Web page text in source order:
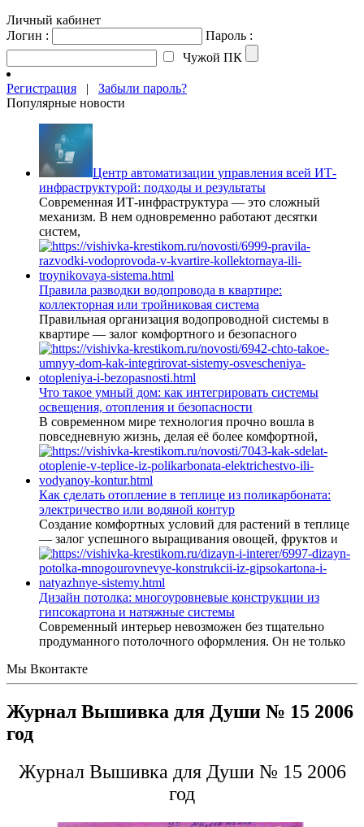
Личный кабинет
Логин :
Пароль :
Чужой ПК
Регистрация | Забыли пароль?
Популярные новости
Центр автоматизации управления всей ИТ-
инфраструктурой: подходы и результаты
Современная ИТ-инфраструктура — это сложный
механизм. В нем одновременно работают десятки
систем,
Правила разводки водопровода в квартире:
коллекторная или тройниковая система
Правильная организация водопроводной системы в
квартире — залог комфортного и безопасного
Что такое умный дом: как интегрировать системы
освещения, отопления и безопасности
В современном мире технология прочно вошла в
повседневную жизнь, делая её более комфортной,
Как сделать отопление в теплице из поликарбоната:
электричество или водяной контур
Создание комфортных условий для растений в теплице
— залог успешного выращивания овощей, фруктов и
Дизайн потолка: многоуровневые конструкции из
гипсокартона и натяжные системы
Современный интерьер невозможен без тщательно
продуманного потолочного оформления. Он не только
Мы Вконтакте
Журнал Вышивка для Души № 15 2006
год
Журнал Вышивка для Души № 15 2006
год